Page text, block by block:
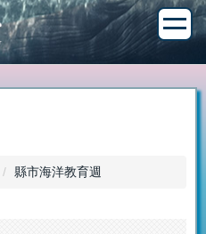
縣市海洋教育週